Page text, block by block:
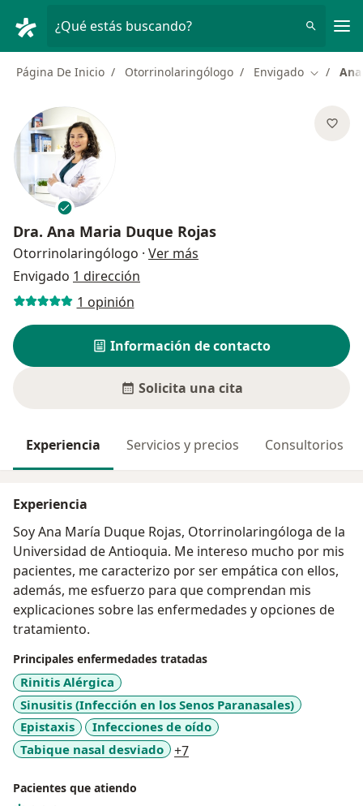
¿Qué estás buscando?
Página De Inicio Otorrinolaringólogo Envigado Cambiar
Dra. Ana Maria Duque Rojas
Otorrinolaringólogo · Ver más
Envigado 1 dirección
1 opinión
Información de contacto
Solicita una cita
Experiencia Servicios y precios Consultorios
Experiencia
Soy Ana María Duque Rojas, Otorrinolaringóloga de la
Universidad de Antioquia. Me intereso mucho por mis
pacientes, me caracterizo por ser empática con ellos,
además, me esfuerzo para que comprendan mis
explicaciones sobre las enfermedades y opciones de
tratamiento.
Principales enfermedades tratadas
Rinitis Alérgica
Sinusitis (Infección en los Senos Paranasales)
Epistaxis
Infecciones de oído
Tabique nasal desviado
+7a11y_sr_more_diseases
Pacientes que atiendo